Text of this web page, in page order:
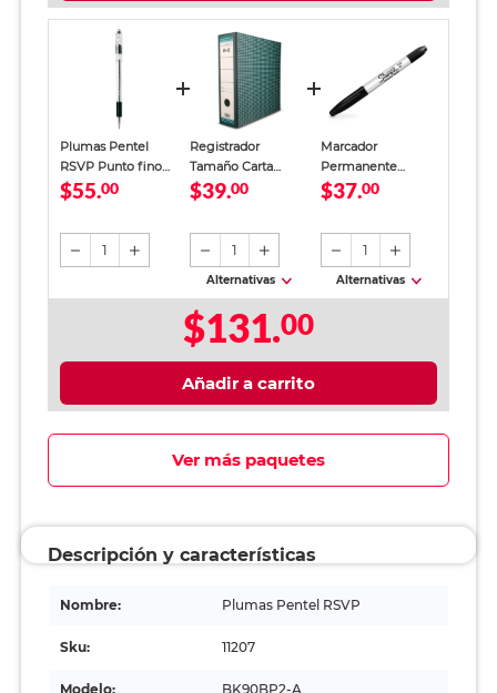
Plumas Pentel
RSVP Punto fino
Tinta Negra 2
$55.00
1
Registrador
Tamaño Carta
Office Depot
$39.00
1
Alternativas
Marcador
Permanente
Sharpie Doble
$37.00
1
Alternativas
$131.00
Añadir a carrito
Ver más paquetes
Descripción y características
Nombre: Plumas Pentel RSVP
Sku: 11207
Modelo: BK90BP2-A